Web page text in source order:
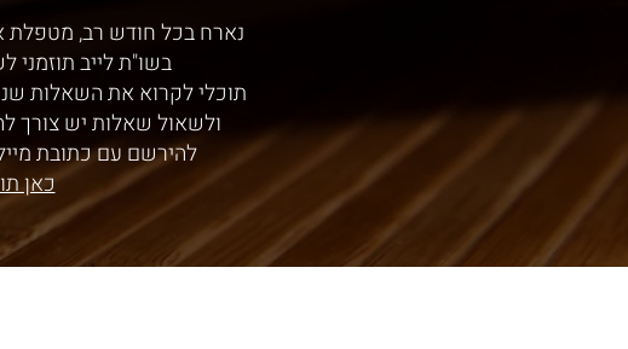
נארח בכל חודש רב, מטפלת
בשו"ת לייב
תוכלי לקרוא את השאלות
ולשאול שאלות יש צורך
להירשם עם כתובת
כאן